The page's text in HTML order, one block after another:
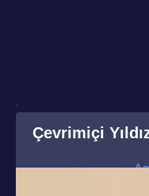
Çevrimiçi